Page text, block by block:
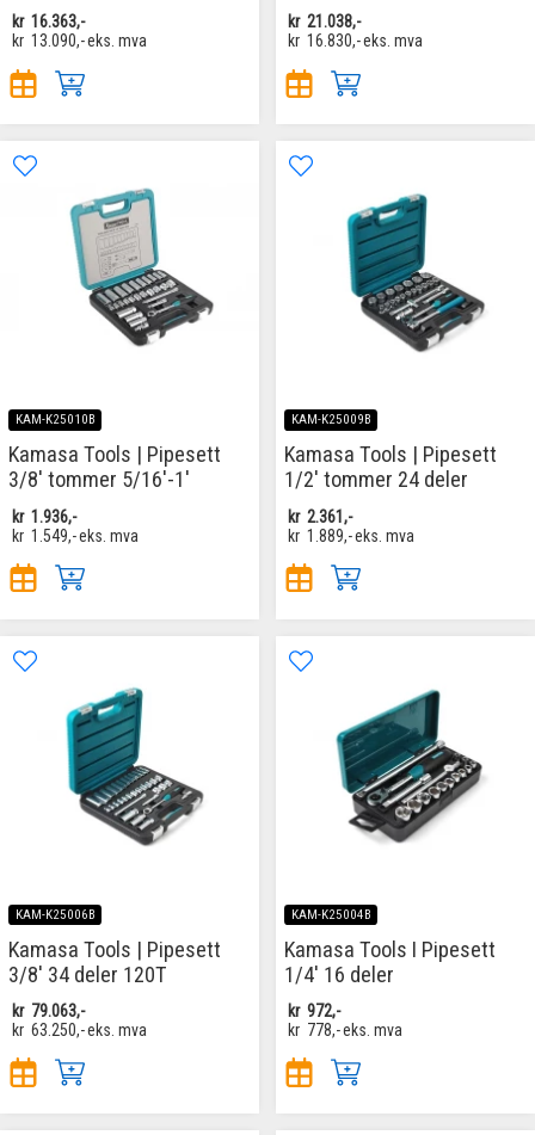
kr 16.363,-
kr 13.090,-eks. mva
kr 21.038,-
kr 16.830,-eks. mva
KAM-K25010B
Kamasa Tools | Pipesett
3/8' tommer 5/16'-1'
kr 1.936,-
kr 1.549,-eks. mva
KAM-K25009B
Kamasa Tools | Pipesett
1/2' tommer 24 deler
kr 2.361,-
kr 1.889,-eks. mva
KAM-K25006B
Kamasa Tools | Pipesett
3/8' 34 deler 120T
kr 79.063,-
kr 63.250,-eks. mva
KAM-K25004B
Kamasa Tools I Pipesett
1/4' 16 deler
kr 972,-
kr 778,-eks. mva